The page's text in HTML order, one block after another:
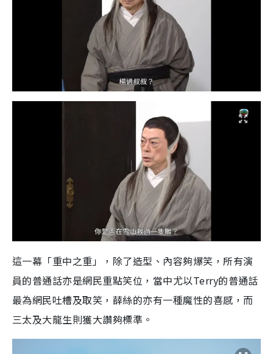
這一幕「重中之重」，除了造型、內容夠爆笑，所有演
員的普通話亦是網民重點笑位，當中尤以Terry的普通話
最為網民吐槽及取笑，薛絲的亦有一種魔性的喜感，而
三太及大龍生則獲大讚夠標準。